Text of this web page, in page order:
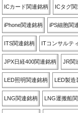
ICカード関連銘柄 ICタグ
iPhone関連銘柄 iPS細胞関
ITS関連銘柄 ITコンサルテ
JPX日経400関連銘柄 JR関
LED照明関連銘柄 LED製造
LNG関連銘柄 LNG運搬船